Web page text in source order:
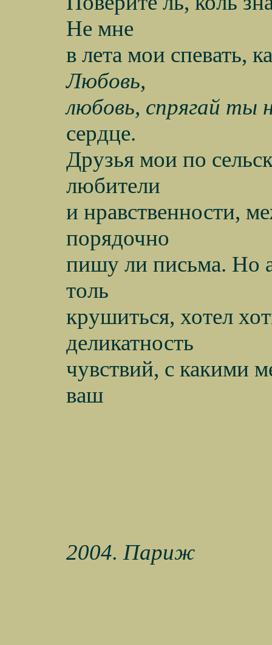
Не мне
в лета мои спевать,
Любовь,
любовь, спрягай ты
сердце.
Друзья мои по
любители
и нравственности,
порядочно
пишу ли письма. Но
толь
крушиться, хотел
деликатность
чувствий, с какими
ваш
2004. Париж